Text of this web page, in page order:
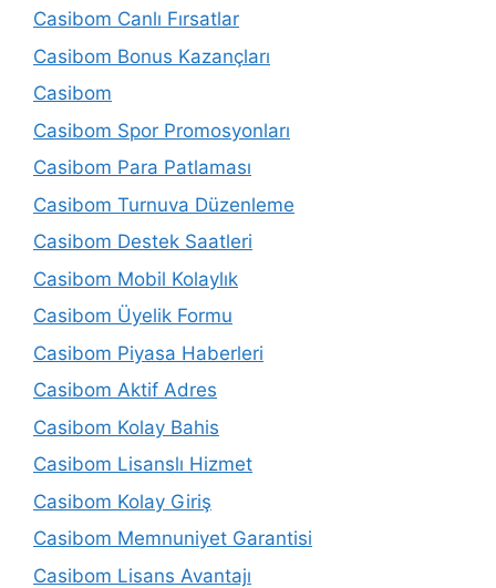
Casibom Canlı Fırsatlar
Casibom Bonus Kazançları
Casibom
Casibom Spor Promosyonları
Casibom Para Patlaması
Casibom Turnuva Düzenleme
Casibom Destek Saatleri
Casibom Mobil Kolaylık
Casibom Üyelik Formu
Casibom Piyasa Haberleri
Casibom Aktif Adres
Casibom Kolay Bahis
Casibom Lisanslı Hizmet
Casibom Kolay Giriş
Casibom Memnuniyet Garantisi
Casibom Lisans Avantajı